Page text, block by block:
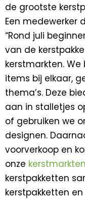
de grootste
Een medewerker
“Rond juli
van de
kerstmarkten.
items bij elkaar,
thema’s. Deze
aan in stalletjes
of gebruiken we
designen.
voorverkoop en
onze
kerstpakketten
kerstpakketten